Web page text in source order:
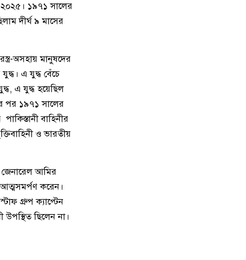
১৯৭১ সালের
দীর্ঘ ৯ মাসের
অসহায় মানুষদের
এ যুদ্ধ বেঁচে
এ যুদ্ধ হয়েছিল
পর ১৯৭১ সালের
বাহিনীর
ও ভারতীয়
জেনারেল আমির
করেন।
গ্রুপ ক্যাপ্টেন
ছিলেন না।